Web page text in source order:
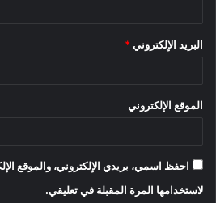
البريد الإلكتروني *
الموقع الإلكتروني
احفظ اسمي، بريدي الإلكتروني، والموقع
لاستخدامها المرة المقبلة في تعليقي.